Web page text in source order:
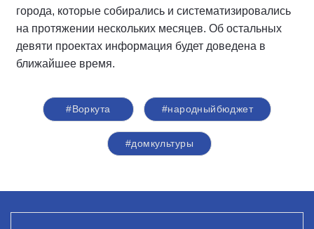
города, которые собирались и систематизировались
на протяжении нескольких месяцев. Об остальных
девяти проектах информация будет доведена в
ближайшее время.
#Воркута #народныйбюджет
#домкультуры